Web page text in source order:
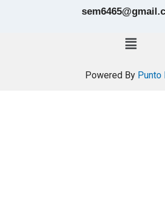
Powered By Punto